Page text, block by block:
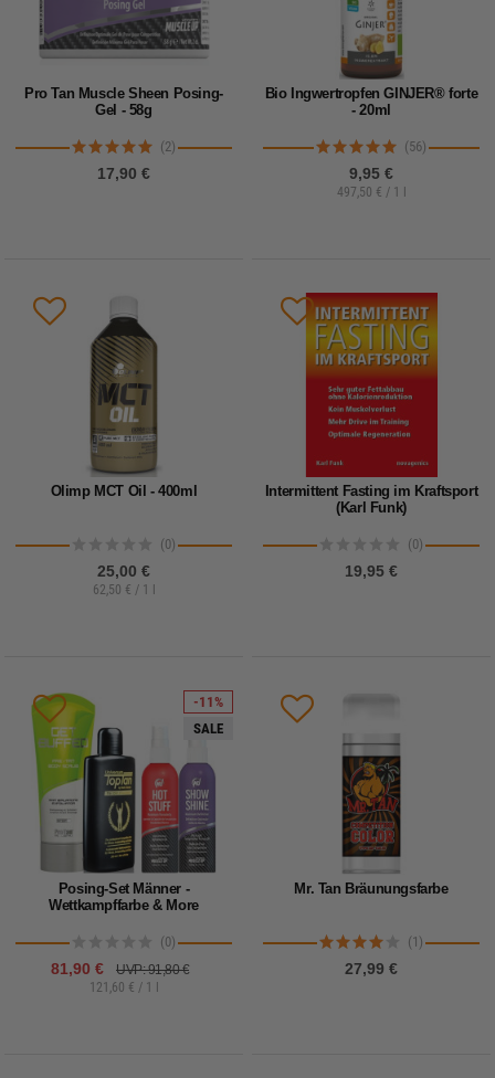
Pro Tan Muscle Sheen Posing-
Gel - 58g
(2)
17,90 €
Bio Ingwertropfen GINJER® forte
- 20ml
(56)
9,95 €
497,50 € / 1 l
Olimp MCT Oil - 400ml
(0)
25,00 €
62,50 € / 1 l
Intermittent Fasting im Kraftsport
(Karl Funk)
(0)
19,95 €
-11%
SALE
Posing-Set Männer -
Wettkampffarbe & More
(0)
81,90 €
UVP: 91,80 €
121,60 € / 1 l
Mr. Tan Bräunungsfarbe
(1)
27,99 €